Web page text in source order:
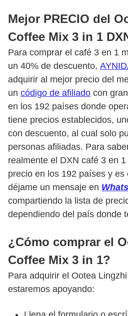
Mejor PRECIO del
Coffee Mix 3 in 1
Para comprar el café 3 en 1
un 40% de descuento,
adquirir al mejor precio del
un código de afiliado con
en los 192 países donde
tiene precios establecidos,
con descuento, al cual solo
personas afiliadas. Para
realmente el DXN café 3 en
precio en los 192 países y es
déjame un mensaje en
compartiendo la lista de
dependiendo del país donde
¿Cómo comprar el
Coffee Mix 3 in 1?
Para adquirir el Ootea
estaremos apoyando: